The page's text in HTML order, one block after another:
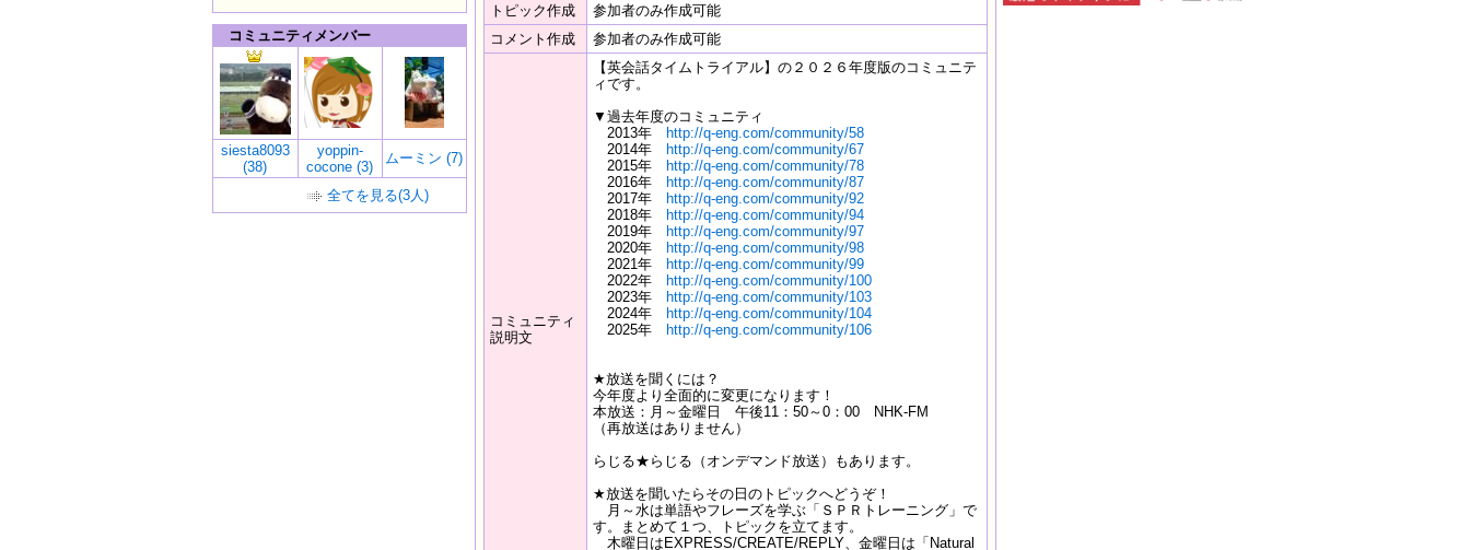
コミュニティメンバー
siesta8093
(38)
yoppin-
cocone (3)
ムーミン (7)
全てを見る(3人)
トピック作成
参加者のみ作成可能
コメント作成
参加者のみ作成可能
コミュニティ
説明文
【英会話タイムトライアル】の２０２６年度版のコミュニテ
ィです。
▼過去年度のコミュニティ
2013年
http://q-eng.com/community/58
2014年
http://q-eng.com/community/67
2015年
http://q-eng.com/community/78
2016年
http://q-eng.com/community/87
2017年
http://q-eng.com/community/92
2018年
http://q-eng.com/community/94
2019年
http://q-eng.com/community/97
2020年
http://q-eng.com/community/98
2021年
http://q-eng.com/community/99
2022年
http://q-eng.com/community/100
2023年
http://q-eng.com/community/103
2024年
http://q-eng.com/community/104
2025年
http://q-eng.com/community/106
★放送を聞くには？
今年度より全面的に変更になります！
本放送：月～金曜日 午後11：50～0：00 NHK-FM
（再放送はありません）
らじる★らじる（オンデマンド放送）もあります。
★放送を聞いたらその日のトピックへどうぞ！
月～水は単語やフレーズを学ぶ「ＳＰＲトレーニング」で
す。まとめて１つ、トピックを立てます。
木曜日はEXPRESS/CREATE/REPLY、金曜日は「Natural